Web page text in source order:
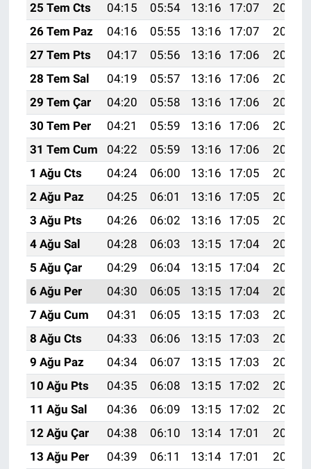
25 Tem Cts
04:15 05:54 13:16 17:07
20:27
26 Tem Paz
04:16 05:55 13:16 17:07
20:27
27 Tem Pts
04:17 05:56 13:16 17:06
20:26
28 Tem Sal
04:19 05:57 13:16 17:06
20:25
29 Tem Çar
04:20 05:58 13:16 17:06
20:24
30 Tem Per
04:21 05:59 13:16 17:06
20:23
31 Tem Cum
04:22 05:59 13:16 17:06
20:22
1 Ağu Cts
04:24 06:00 13:16 17:05
20:21
2 Ağu Paz
04:25 06:01 13:16 17:05
20:20
3 Ağu Pts
04:26 06:02 13:16 17:05
20:19
4 Ağu Sal
04:28 06:03 13:15 17:04
20:18
5 Ağu Çar
04:29 06:04 13:15 17:04
20:17
6 Ağu Per
04:30 06:05 13:15 17:04
20:16
7 Ağu Cum
04:31 06:05 13:15 17:03
20:15
8 Ağu Cts
04:33 06:06 13:15 17:03
20:14
9 Ağu Paz
04:34 06:07 13:15 17:03
20:13
10 Ağu Pts
04:35 06:08 13:15 17:02
20:12
11 Ağu Sal
04:36 06:09 13:15 17:02
20:10
12 Ağu Çar
04:38 06:10 13:14 17:01
20:09
13 Ağu Per
04:39 06:11 13:14 17:01
20:08